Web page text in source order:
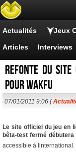
Actualités Jeux
Articles Interviews
Refonte du
pour Wakfu
07/01/2011 9:06 (
Le site officiel du jeu en
bêta-test fermé
accessible à linternational.